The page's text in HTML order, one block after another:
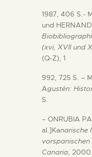
1987, 406 S.-
und
(xvi, XVII und
(Q-Z), 1
992, 725 S. –
Agustén:
S.
– ONRUBIA
al.]Kanarische
Canaria,